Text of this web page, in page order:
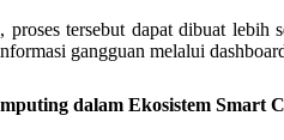
tersebut dapat dibuat lebih
gangguan melalui
dalam Ekosistem Smart